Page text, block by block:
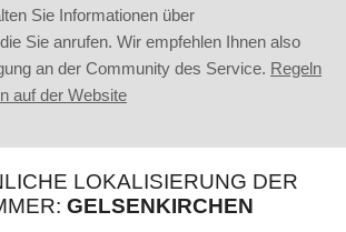
Sie Informationen über
Sie anrufen. Wir empfehlen Ihnen also
an der Community des Service. Regeln
auf der Website
LOKALISIERUNG DER
GELSENKIRCHEN